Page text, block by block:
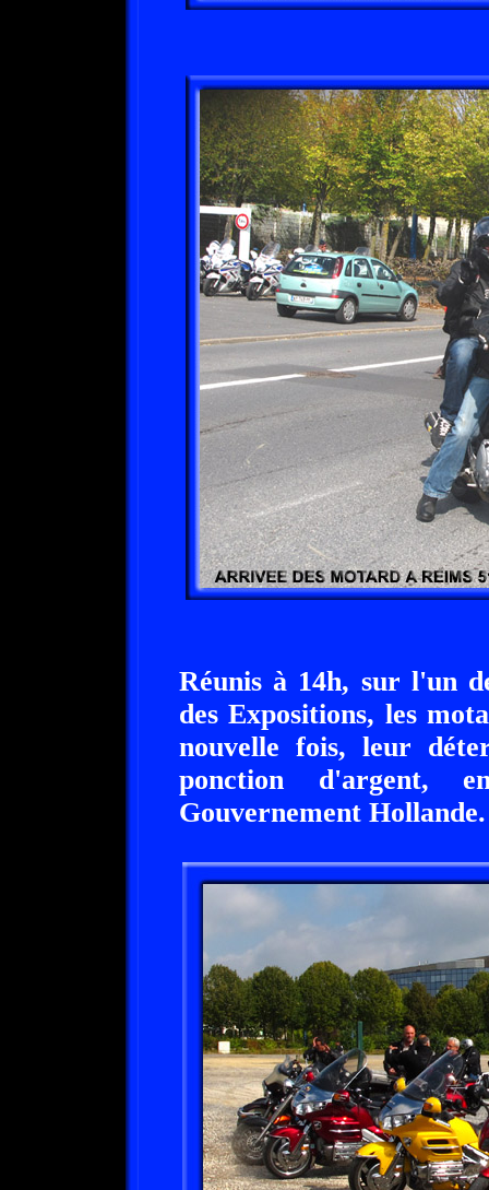
Réunis à 14h, sur l'un
des Expositions, les
nouvelle fois, leur
ponction d'argent,
Gouvernement Hollande.